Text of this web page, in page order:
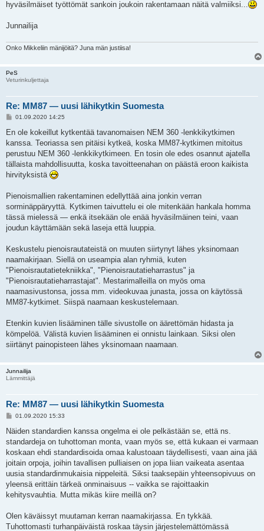
hyväsilmäiset työttömät sankoin joukoin rakentamaan näitä valmiiksi...
Junnailija
Onko Mikkeliin mänijöitä? Juna män justiisa!
PeS
Veturinkuljettaja
Re: MM87 — uusi lähikytkin Suomesta
V
e
t
i
01.09.2020 14:25
En ole kokeillut kytkentää tavanomaisen NEM 360 -lenkkikytkimen
kanssa. Teoriassa sen pitäisi kytkeä, koska MM87-kytkimen mitoitus
perustuu NEM 360 -lenkkikytkimeen. En tosin ole edes osannut ajatella
tällaista mahdollisuutta, koska tavoitteenahan on päästä eroon kaikista
hirvityksistä
Pienoismallien rakentaminen edellyttää aina jonkin verran
sorminäppäryyttä. Kytkimen taivuttelu ei ole mitenkään hankala homma
tässä mielessä — enkä itsekään ole enää hyväsilmäinen teini, vaan
joudun käyttämään sekä laseja että luuppia.
Keskustelu pienoisrautateistä on muuten siirtynyt lähes yksinomaan
naamakirjaan. Siellä on useampia alan ryhmiä, kuten
"Pienoisrautatietekniikka", "Pienoisrautatieharrastus" ja
"Pienoisrautatieharrastajat". Mestarimalleilla on myös oma
naamasivustonsa, jossa mm. videokuvaa junasta, jossa on käytössä
MM87-kytkimet. Siispä naamaan keskustelemaan.
Etenkin kuvien lisääminen tälle sivustolle on äärettömän hidasta ja
kömpelöä. Välistä kuvien lisääminen ei onnistu lainkaan. Siksi olen
siirtänyt painopisteen lähes yksinomaan naamaan.
Junnailija
Lämmittäjä
Re: MM87 — uusi lähikytkin Suomesta
V
e
t
i
01.09.2020 15:33
Näiden standardien kanssa ongelma ei ole pelkästään se, että ns.
standardeja on tuhottoman monta, vaan myös se, että kukaan ei varmaan
koskaan ehdi standardisoida omaa kalustoaan täydellisesti, vaan aina jää
joitain orpoja, joihin tavallisen pulliaisen on jopa liian vaikeata asentaa
uusia standardinmukaisia nippeleitä. Siksi taaksepäin yhteensopivuus on
yleensä erittäin tärkeä onminaisuus -- vaikka se rajoittaakin
kehitysvauhtia. Mutta mikäs kiire meillä on?
Olen käväissyt muutaman kerran naamakirjassa. En tykkää.
Tuhottomasti turhanpäiväistä roskaa täysin järjestelemättömässä